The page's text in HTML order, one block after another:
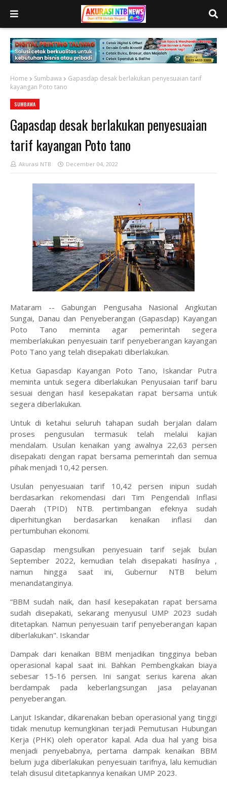
Home Sumbawa
Gapasdap desak berlakukan penyesuaian tarif
kayangan Poto tano
SUMBAWA
Gapasdap desak berlakukan penyesuaian
tarif kayangan Poto tano
Akurasi NTB December 04, 2022
Mataram -- Gabungan Pengusaha Nasional Angkutan
Sungai, Danau dan Penyeberangan (Gapasdap) Kayangan
Poto Tano meminta agar pemerintah segera
memberlakukan penyesuain tarif penyeberangan kayangan
Poto Tano yang telah disepakati diberlakukan.
Ketua Gapasdap Kayangan Poto Tano, Iskandar Putra
meminta untuk segera diberlakukan Penyusaian tarif baru
sesuai dengan hasil kesepakatan rapat bersama untuk
segera diberlakukan.
Untuk di ketahui seluruh tahapan sudah berjalan dalam
proses pengusulan termasuk telah melalui kajian
mendalam. Usulan kenaikan yang awalnya 22,63 persen
disepakati dengan rapat bersama pemerintah dan semua
pihak menjadi 10,42 persen.
Usulan penyesuaian tarif 10,42 persen inipun sudah
berdasarkan rekomendasi dari Tim Pengendali Inflasi
Daerah (TPID) NTB. pertimbangan efeknya sudah
diperhitungkan berdasarkan kenaikan inflasi dan
pertumbuhan ekonomi.
Gapasdap mengsulkan penyesuain tarif sejak bulan
September 2022, kemudian telah disepakati hasilnya ,
namun hingga saat ini, Gubernur NTB belum
menandatanginya.
“BBM sudah naik, dan hasil kesepakatan rapat bersama
sudah disepakati, sekarang menyusul UMP 2023 sudah
ditetapkan. Namun penyesuain tarif penyeberangan kapan
diberlakukan". Iskandar
Dampak dari kenaikan BBM menjadikan tingginya beban
operasional kapal saat ini. Bahkan Pembengkakan biaya
sebesar 15-16 persen. Ini sangat serius karena akan
berdampak pada keberlangsungan jasa pelayanan
penyeberangan.
Lanjut Iskandar, dikarenakan beban operasional yang tinggi
tidak menutup kemungkinan terjadi Pemutusan Hubungan
Kerja (PHK) oleh operator kapal. Ada dua hal yang bisa
menjadi penyebabnya, pertama dampak kenaikan BBM
belum juga diberlakukan penyesuain tarifnya, lalu kemudian
telah disusul ditetapkannya kenaikan UMP 2023.